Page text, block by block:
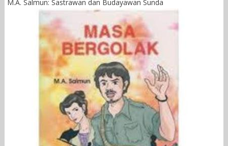
M.A. Salmun: Sastrawan dan Budayawan Sunda